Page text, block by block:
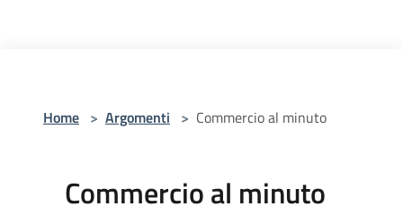
Home > Argomenti > Commercio al minuto
Commercio al minuto